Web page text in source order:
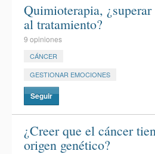
Quimioterapia,
al tratamiento?
9 opiniones
CÁNCER
GESTIONAR EMOCIONES
Seguir
¿Creer que el cáncer
origen genético?